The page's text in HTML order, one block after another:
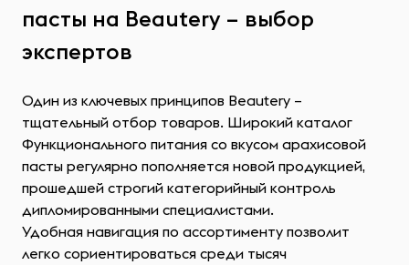
пасты на Beautery – выбор
экспертов
Один из ключевых принципов Beautery –
тщательный отбор товаров. Широкий каталог
Функционального питания со вкусом арахисовой
пасты регулярно пополняется новой продукцией,
прошедшей строгий категорийный контроль
дипломированными специалистами.
Удобная навигация по ассортименту позволит
легко сориентироваться среди тысяч